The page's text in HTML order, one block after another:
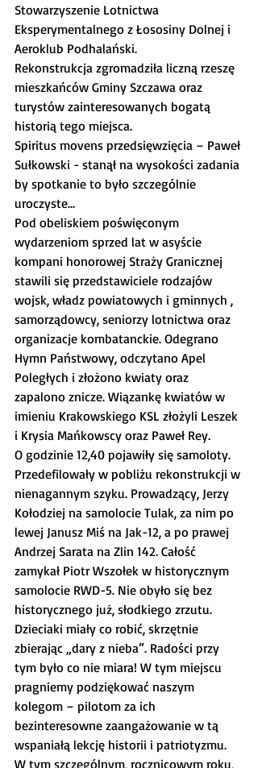
Stowarzyszenie Lotnictwa
Eksperymentalnego z Łososiny Dolnej i
Aeroklub Podhalański.
Rekonstrukcja zgromadziła liczną rzeszę
mieszkańców Gminy Szczawa oraz
turystów zainteresowanych bogatą
historią tego miejsca.
Spiritus movens przedsięwzięcia – Paweł
Sułkowski - stanął na wysokości zadania
by spotkanie to było szczególnie
uroczyste…
Pod obeliskiem poświęconym
wydarzeniom sprzed lat w asyście
kompani honorowej Straży Granicznej
stawili się przedstawiciele rodzajów
wojsk, władz powiatowych i gminnych ,
samorządowcy, seniorzy lotnictwa oraz
organizacje kombatanckie. Odegrano
Hymn Państwowy, odczytano Apel
Poległych i złożono kwiaty oraz
zapalono znicze. Wiązankę kwiatów w
imieniu Krakowskiego KSL złożyli Leszek
i Krysia Mańkowscy oraz Paweł Rey.
O godzinie 12,40 pojawiły się samoloty.
Przedefilowały w pobliżu rekonstrukcji w
nienagannym szyku. Prowadzący, Jerzy
Kołodziej na samolocie Tulak, za nim po
lewej Janusz Miś na Jak-12, a po prawej
Andrzej Sarata na Zlin 142. Całość
zamykał Piotr Wszołek w historycznym
samolocie RWD-5. Nie obyło się bez
historycznego już, słodkiego zrzutu.
Dzieciaki miały co robić, skrzętnie
zbierając „dary z nieba”. Radości przy
tym było co nie miara! W tym miejscu
pragniemy podziękować naszym
kolegom – pilotom za ich
bezinteresowne zaangażowanie w tą
wspaniałą lekcję historii i patriotyzmu.
W tym szczególnym, rocznicowym roku,